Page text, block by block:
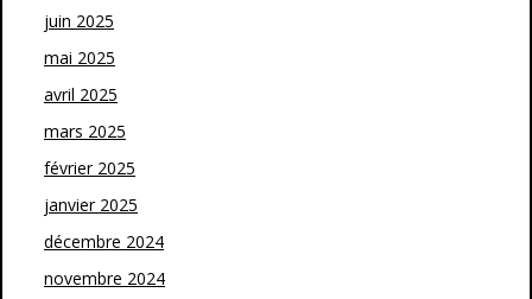
juin 2025
mai 2025
avril 2025
mars 2025
février 2025
janvier 2025
décembre 2024
novembre 2024